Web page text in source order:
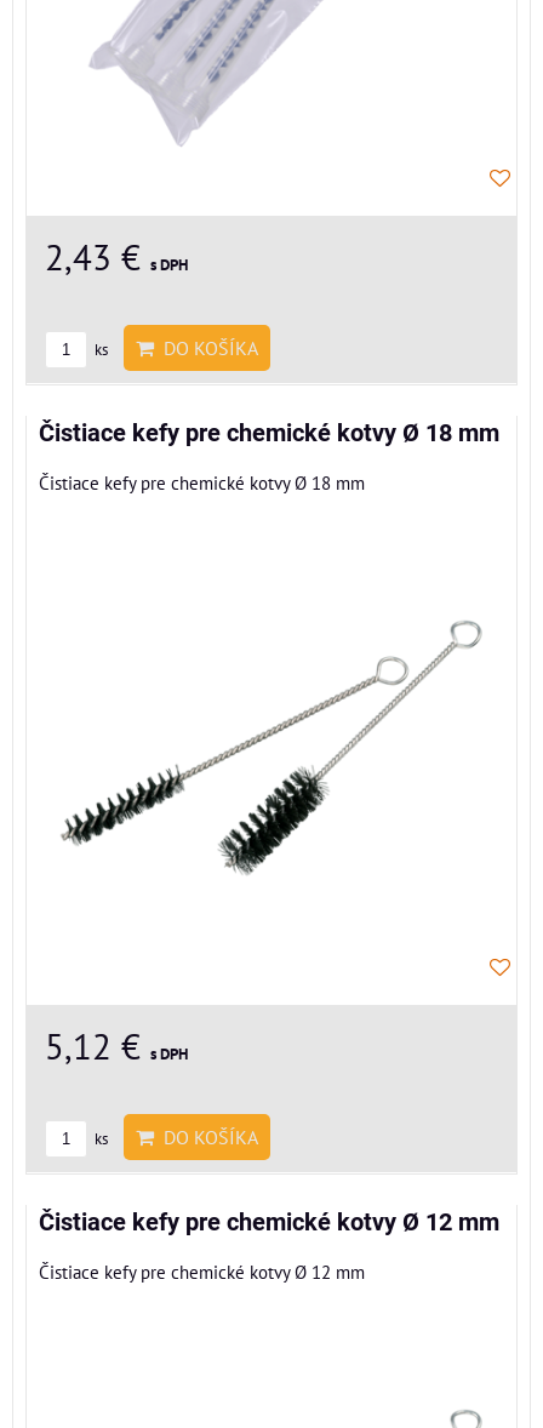
2,43 € s DPH
ks DO KOŠÍKA
Čistiace kefy pre chemické kotvy Ø 18 mm
Čistiace kefy pre chemické kotvy Ø 18 mm
5,12 € s DPH
ks DO KOŠÍKA
Čistiace kefy pre chemické kotvy Ø 12 mm
Čistiace kefy pre chemické kotvy Ø 12 mm